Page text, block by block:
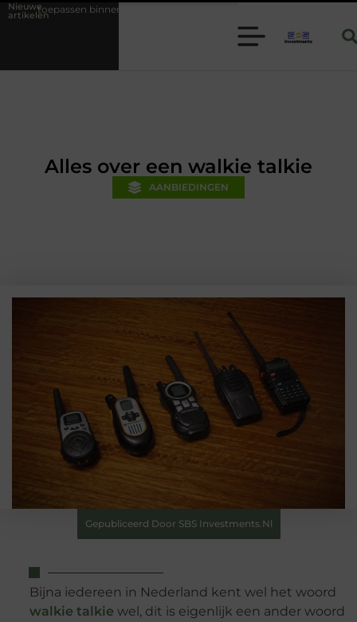
Nieuwe
artikelen
moderne folie techniek
Alles over een walkie talkie
AANBIEDINGEN
Gepubliceerd Door SBS Investments.nl
Bijna iedereen in Nederland kent wel het woord
walkie talkie wel, dit is eigenlijk een ander woord